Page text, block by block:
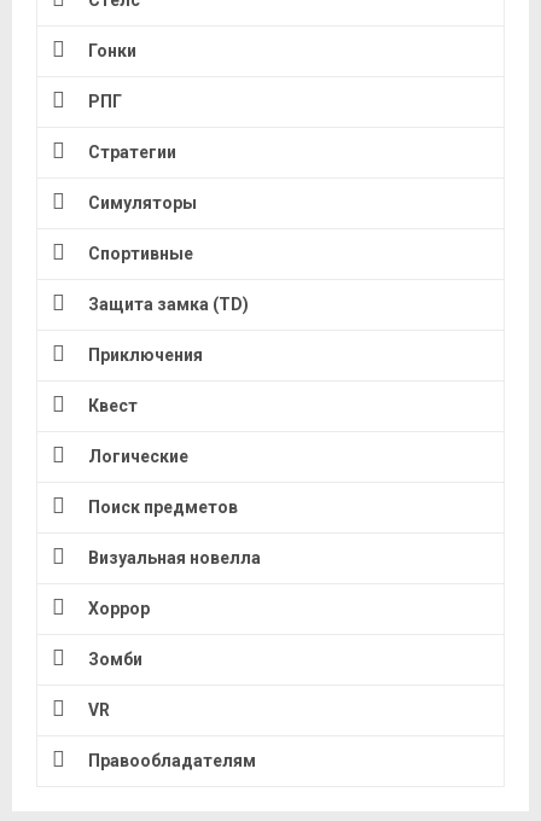
Гонки
РПГ
Стратегии
Симуляторы
Спортивные
Защита замка (TD)
Приключения
Квест
Логические
Поиск предметов
Визуальная новелла
Хоррор
Зомби
VR
Правообладателям